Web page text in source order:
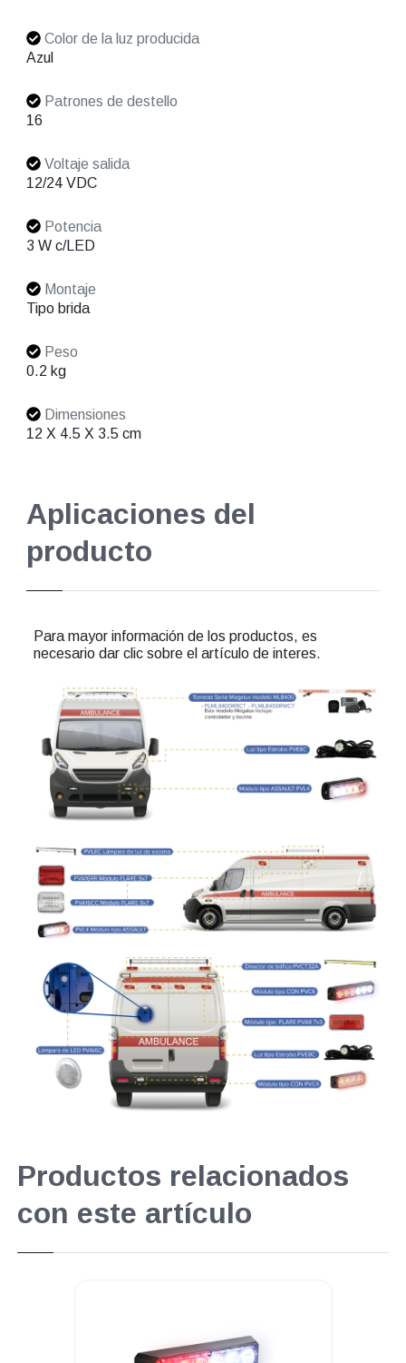
Color de la luz producida
Azul
Patrones de destello
16
Voltaje salida
12/24 VDC
Potencia
3 W c/LED
Montaje
Tipo brida
Peso
0.2 kg
Dimensiones
12 X 4.5 X 3.5 cm
Aplicaciones del
producto
Para mayor información de los productos, es
necesario dar clic sobre el artículo de interes.
Productos relacionados
con este artículo